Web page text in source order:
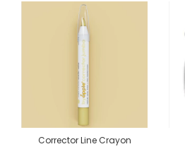
Corrector Line Crayon